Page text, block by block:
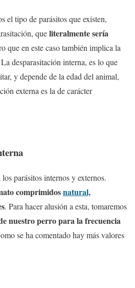
el tipo de parásitos que existen,
queliteralmente sería
que en este caso también implica la
desparasitación interna, es lo que
y depende de la edad del animal,
externa es la de carácter
parásitos internos y externos.
comprimidosnatural,
. Para hacer alusión a esta, tomaremos
nuestro perro para la frecuencia
se ha comentado hay más valores